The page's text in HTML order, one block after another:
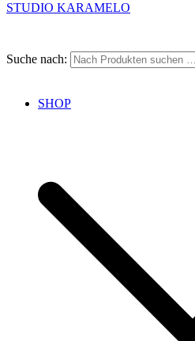
STUDIO KARAMELO
Suche nach:
SHOP